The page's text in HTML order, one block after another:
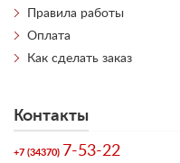
Правила работы
Оплата
Как сделать заказ
Контакты
+7 (34370) 7-53-22